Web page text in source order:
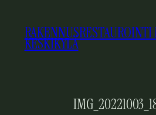
SISÄLTÖÖN
KESKIKYLÄ